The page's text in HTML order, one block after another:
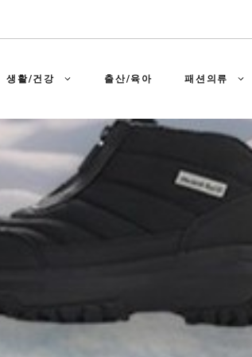
생활/건강 출산/육아 패션의류